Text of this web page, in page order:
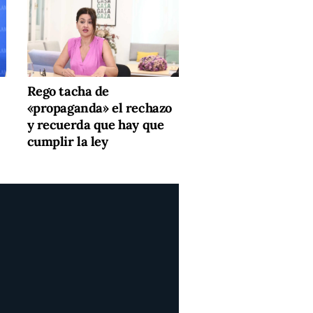
Rego tacha de
«propaganda» el rechazo
y recuerda que hay que
cumplir la ley